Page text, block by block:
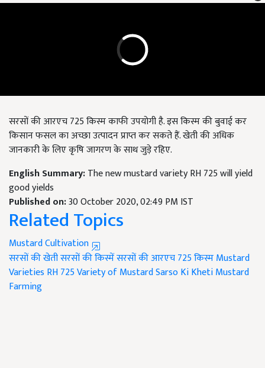
सरसों की आरएच 725 किस्म काफी उपयोगी है. इस किस्म की बुवाई कर
किसान फसल का अच्छा उत्पादन प्राप्त कर सकते हैं. खेती की अधिक
जानकारी के लिए कृषि जागरण के साथ जुड़े रहिए.
English Summary:The new mustard variety RH 725 will yield
good yields
Published on:30 October 2020, 02:49 PM IST
Related Topics
Mustard Cultivation
सरसों की खेतीसरसों की किस्मेंसरसों की आरएच 725 किस्मMustard
Varieties RH 725 Variety of MustardSarso Ki KhetiMustard
Farming